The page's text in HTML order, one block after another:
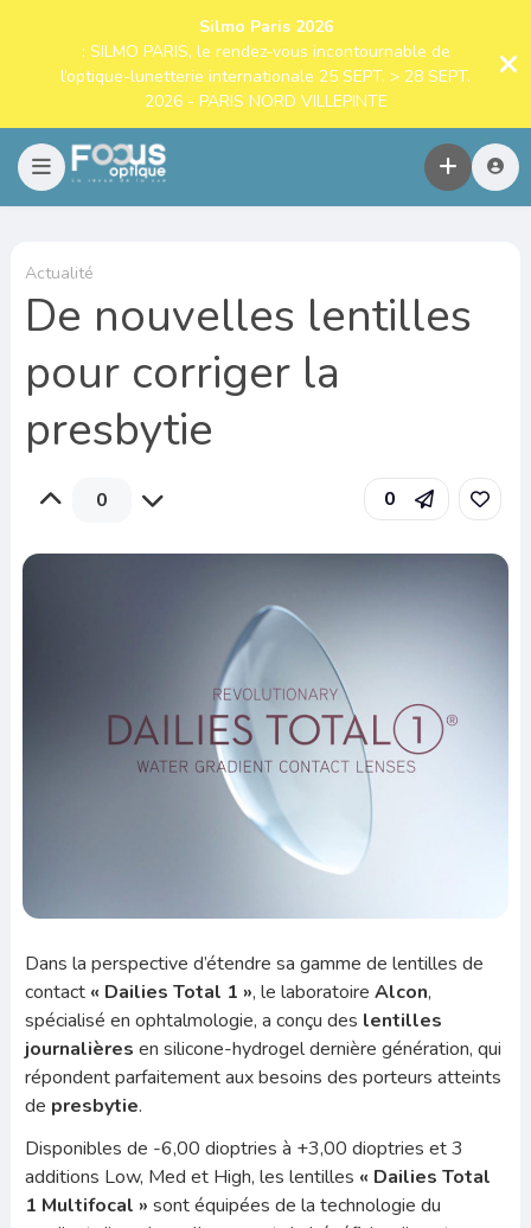
Silmo Paris 2026
: SILMO PARIS, le rendez-vous incontournable de
l’optique-lunetterie internationale 25 SEPT. > 28 SEPT.
2026 - PARIS NORD VILLEPINTE
Actualité
De nouvelles lentilles
pour corriger la
presbytie
0 0
Dans la perspective d’étendre sa gamme de lentilles de
contact « Dailies Total 1 », le laboratoire Alcon,
spécialisé en ophtalmologie, a conçu des lentilles
journalières en silicone-hydrogel dernière génération, qui
répondent parfaitement aux besoins des porteurs atteints
de presbytie.
Disponibles de -6,00 dioptries à +3,00 dioptries et 3
additions Low, Med et High, les lentilles « Dailies Total
1 Multifocal » sont équipées de la technologie du